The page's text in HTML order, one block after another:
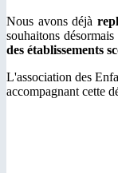
Nous avons déjà
souhaitons désormais
des établissements
L'association des
accompagnant cette